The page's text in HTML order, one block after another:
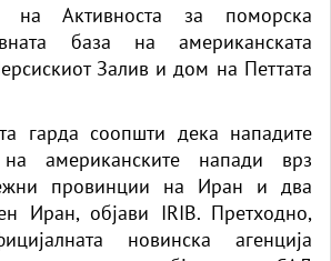
Активноста за поморска
база на американската
Залив и дом на Петтата
гарда соопшти дека нападите
американските напади врз
провинции на Иран и два
Иран, објави IRIB. Претходно,
новинска агенција